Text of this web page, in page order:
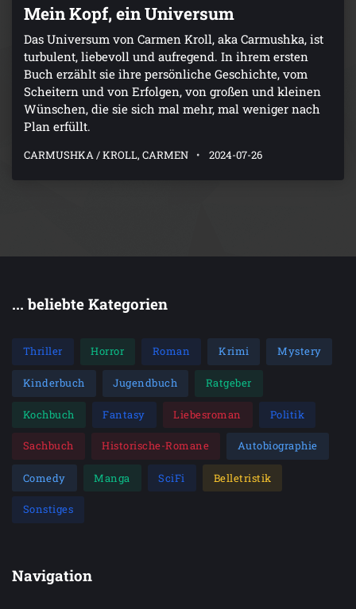
Mein Kopf, ein Universum
Das Universum von Carmen Kroll, aka Carmushka, ist
turbulent, liebevoll und aufregend. In ihrem ersten
Buch erzählt sie ihre persönliche Geschichte, vom
Scheitern und von Erfolgen, von großen und kleinen
Wünschen, die sie sich mal mehr, mal weniger nach
Plan erfüllt.
CARMUSHKA / KROLL, CARMEN 2024-07-26
... beliebte Kategorien
Thriller Horror Roman Krimi Mystery
Kinderbuch Jugendbuch Ratgeber
Kochbuch Fantasy Liebesroman Politik
Sachbuch Historische-Romane Autobiographie
Comedy Manga SciFi Belletristik
Sonstiges
Navigation